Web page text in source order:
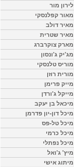
לירון מור
מאור קפלנסקי
מאיר דולב
מאיר שטרית
מארק צוקרברג
מג'יק ג'ונסון
מוריס טלנסקי
מורית רוזן
מייק פרימן
מייקל ג'ורדן
מיכאל בן יעקב
מיכל דון-יון פדרמן
מיכל טל-פס
מיכל כרמי
מיכל נפתלי
מיץ' ג'ואל
מיתוג אישי